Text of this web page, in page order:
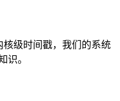
核级时间戳，我们的系统
识。